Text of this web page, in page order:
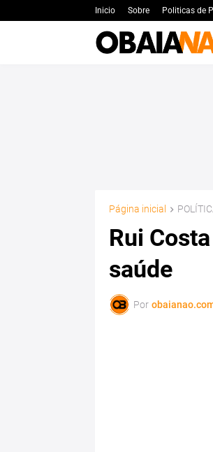
Inicio Sobre Politicas de
Página inicial
Rui
saúde
Por